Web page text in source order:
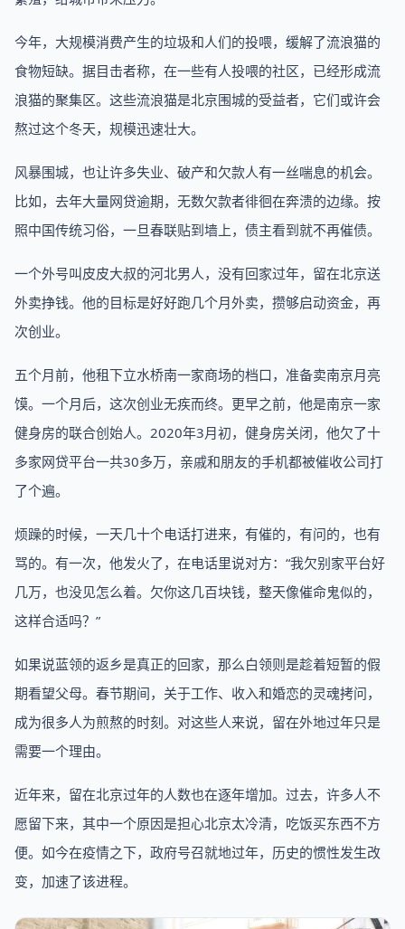
今年，大规模消费产生的垃圾和人们的投喂，缓解了流浪猫的
食物短缺。据目击者称，在一些有人投喂的社区，已经形成流
浪猫的聚集区。这些流浪猫是北京围城的受益者，它们或许会
熬过这个冬天，规模迅速壮大。
风暴围城，也让许多失业、破产和欠款人有一丝喘息的机会。
比如，去年大量网贷逾期，无数欠款者徘徊在奔溃的边缘。按
照中国传统习俗，一旦春联贴到墙上，债主看到就不再催债。
一个外号叫皮皮大叔的河北男人，没有回家过年，留在北京送
外卖挣钱。他的目标是好好跑几个月外卖，攒够启动资金，再
次创业。
五个月前，他租下立水桥南一家商场的档口，准备卖南京月亮
馍。一个月后，这次创业无疾而终。更早之前，他是南京一家
健身房的联合创始人。2020年3月初，健身房关闭，他欠了十
多家网贷平台一共30多万，亲戚和朋友的手机都被催收公司打
了个遍。
烦躁的时候，一天几十个电话打进来，有催的，有问的，也有
骂的。有一次，他发火了，在电话里说对方：“我欠别家平台好
几万，也没见怎么着。欠你这几百块钱，整天像催命鬼似的，
这样合适吗？”
如果说蓝领的返乡是真正的回家，那么白领则是趁着短暂的假
期看望父母。春节期间，关于工作、收入和婚恋的灵魂拷问，
成为很多人为煎熬的时刻。对这些人来说，留在外地过年只是
需要一个理由。
近年来，留在北京过年的人数也在逐年增加。过去，许多人不
愿留下来，其中一个原因是担心北京太冷清，吃饭买东西不方
便。如今在疫情之下，政府号召就地过年，历史的惯性发生改
变，加速了该进程。